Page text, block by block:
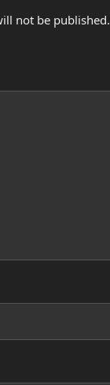
not be published.